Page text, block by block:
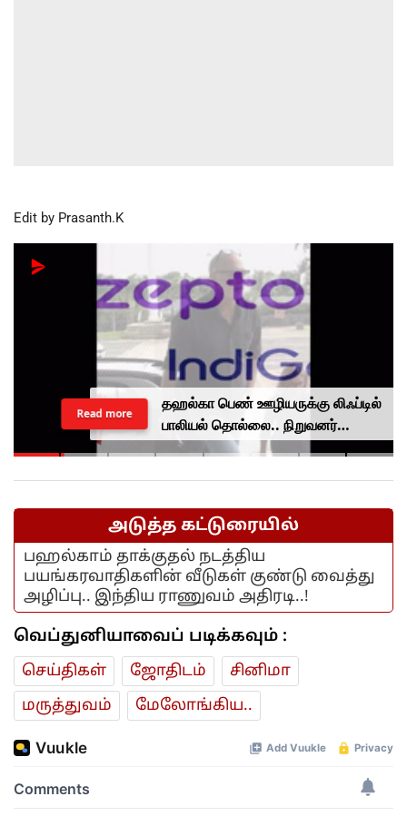
Edit by Prasanth.K
தஹல்கா பெண் ஊழியருக்கு லிஃப்டில்
பாலியல் தொல்லை.. நிறுவனர்
தேஜ்பால் குற்றவாளி.. நீதிமன்றம்
Read more
அடுத்த கட்டுரையில்
பஹல்காம் தாக்குதல் நடத்திய
பயங்கரவாதிகளின் வீடுகள் குண்டு வைத்து
அழிப்பு.. இந்திய ராணுவம் அதிரடி..!
வெப்துனியாவைப் படிக்கவும் :
செய்திகள் ஜோ‌திட‌ம்
சினிமா
மரு‌த்துவ‌ம்
மேலோங்கிய..